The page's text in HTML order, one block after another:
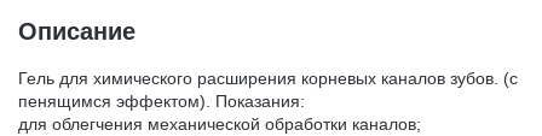
ДЕЗИНФИЦИРУЮЩИЕ СРЕДСТВА,
АНТИСЕПТИКИ
ЛИТЕЙНОЕ ОБОРУДОВАНИЕ / ИНСТРУМЕНТЫ
АРТИКУЛЛЯТОРЫ, ОККЛЮДАТОРЫ
Описание
Гель для химического расширения корневых каналов зубов. (с
пенящимся эффектом). Показания:
для облегчения механической обработки каналов;